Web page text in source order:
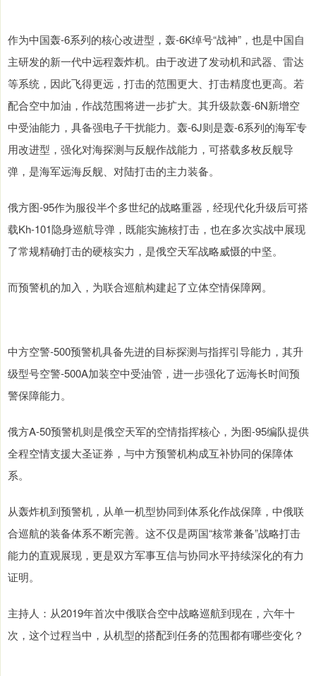
作为中国轰-6系列的核心改进型，轰-6K绰号“战神”，也是中国自
主研发的新一代中远程轰炸机。由于改进了发动机和武器、雷达
等系统，因此飞得更远，打击的范围更大、打击精度也更高。若
配合空中加油，作战范围将进一步扩大。其升级款轰-6N新增空
中受油能力，具备强电子干扰能力。轰-6J则是轰-6系列的海军专
用改进型，强化对海探测与反舰作战能力，可搭载多枚反舰导
弹，是海军远海反舰、对陆打击的主力装备。
俄方图-95作为服役半个多世纪的战略重器，经现代化升级后可搭
载Kh-101隐身巡航导弹，既能实施核打击，也在多次实战中展现
了常规精确打击的硬核实力，是俄空天军战略威慑的中坚。
而预警机的加入，为联合巡航构建起了立体空情保障网。
中方空警-500预警机具备先进的目标探测与指挥引导能力，其升
级型号空警-500A加装空中受油管，进一步强化了远海长时间预
警保障能力。
俄方A-50预警机则是俄空天军的空情指挥核心，为图-95编队提供
全程空情支援大圣证券，与中方预警机构成互补协同的保障体
系。
从轰炸机到预警机，从单一机型协同到体系化作战保障，中俄联
合巡航的装备体系不断完善。这不仅是两国“核常兼备”战略打击
能力的直观展现，更是双方军事互信与协同水平持续深化的有力
证明。
主持人：从2019年首次中俄联合空中战略巡航到现在，六年十
次，这个过程当中，从机型的搭配到任务的范围都有哪些变化？